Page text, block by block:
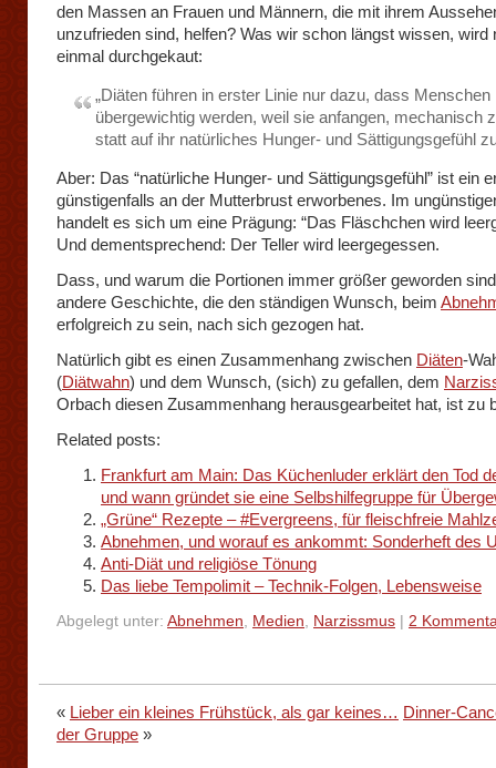
den Massen an Frauen und Männern, die mit ihrem
unzufrieden sind, helfen? Was wir schon längst wissen, wird
einmal durchgekaut:
„Diäten führen in erster Linie nur dazu, dass Menschen
übergewichtig werden, weil sie anfangen, mechanisch
statt auf ihr natürliches Hunger- und Sättigungsgefühl
Aber: Das “natürliche Hunger- und Sättigungsgefühl” ist ein
günstigenfalls an der Mutterbrust erworbenes. Im
handelt es sich um eine Prägung: “Das Fläschchen wird
Und dementsprechend: Der Teller wird leergegessen.
Dass, und warum die Portionen immer größer geworden
andere Geschichte, die den ständigen Wunsch, beim
erfolgreich zu sein, nach sich gezogen hat.
Natürlich gibt es einen Zusammenhang zwischen Diäten-
(Diätwahn) und dem Wunsch, (sich) zu gefallen, dem
Orbach diesen Zusammenhang herausgearbeitet hat, ist zu
Related posts:
Frankfurt am Main: Das Küchenluder erklärt den Tod
und wann gründet sie eine Selbshilfegruppe für
„Grüne“ Rezepte – #Evergreens, für fleischfreie
Abnehmen, und worauf es ankommt: Sonderheft des
Anti-Diät und religiöse Tönung
Das liebe Tempolimit – Technik-Folgen, Lebensweise
Abgelegt unter: Abnehmen, Medien, Narzissmus 2
« Lieber ein kleines Frühstück, als gar keines… Dinner-
der Gruppe »